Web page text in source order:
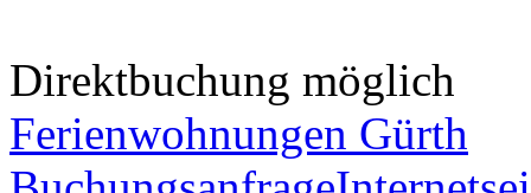
Direktbuchung möglich
Ferienwohnungen Gürth